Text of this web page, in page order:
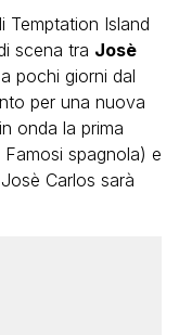
Temptation Island
scena tra Josè
pochi giorni dal
per una nuova
onda la prima
spagnola) e
Carlos sarà